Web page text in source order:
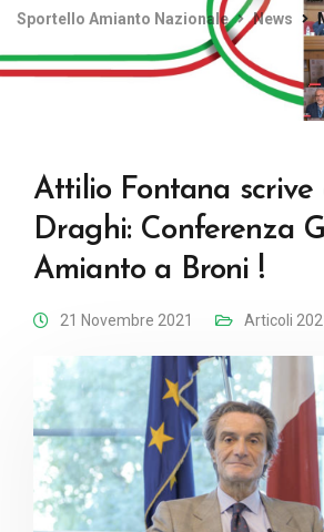
Sportello Amianto Nazionale News
Attilio Fontana
Draghi: Conferenza
Amianto a Broni !
21 Novembre 2021 Articoli